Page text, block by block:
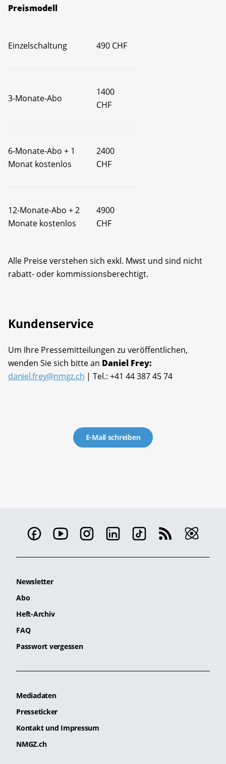
Preismodell
Einzelschaltung 490 CHF
3-Monate-Abo
1400
CHF
6-Monate-Abo + 1
Monat kostenlos
2400
CHF
12-Monate-Abo + 2
Monate kostenlos
4900
CHF
Alle Preise verstehen sich exkl. Mwst und sind nicht
rabatt- oder kommissionsberechtigt.
Kundenservice
Um Ihre Pressemitteilungen zu veröffentlichen,
wenden Sie sich bitte an Daniel Frey:
daniel.frey@nmgz.ch | Tel.: +41 44 387 45 74
E-Mail schreiben
Newsletter
Abo
Heft-Archiv
FAQ
Passwort vergessen
Mediadaten
Presseticker
Kontakt und Impressum
NMGZ.ch